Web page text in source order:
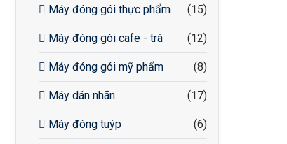
Máy đóng gói thực phẩm (15)
Máy đóng gói cafe - trà (12)
Máy đóng gói mỹ phẩm (8)
Máy dán nhãn (17)
Máy đóng tuýp (6)